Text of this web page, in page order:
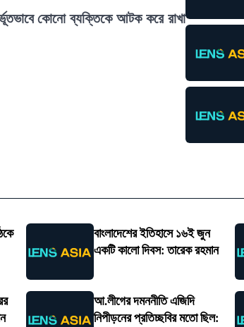
কোনো ব্যক্তিকে আটক করে রাখা
বাংলাদেশের ইতিহাসে ১৬ই জুন
একটি কালো দিবস: তারেক রহমান
আ.লীগের দমননীতি এজিদি
নিপীড়নের প্রতিচ্ছবির মতো ছিল: